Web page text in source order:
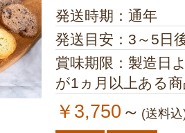
発送時期：通年
発送目安：3～5日
賞味期限：製造日より60
が1ヵ月以上ある
￥3,750 ～ (送料